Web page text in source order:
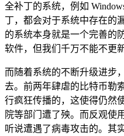
全补丁的系统，例如
丁，都会对于系统中存在的
的系统本身就是一个完善的
软件，但我们千万不能不更
而随着系统的不断升级进步
去。前两年肆虐的比特币勒
行疯狂传播的，这使得仍然
院等部门遭了殃。而反观使
听说遭遇了病毒攻击的。其